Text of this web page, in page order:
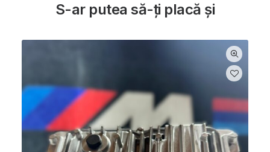
S-ar putea să-ți placă și